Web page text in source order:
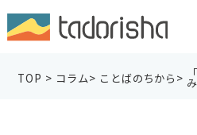
TOP > コラム> ことばのちから >